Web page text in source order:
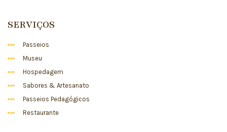
SERVIÇOS
Passeios
Museu
Hospedagem
Sabores & Artesanato
Passeios Pedagógicos
Restaurante